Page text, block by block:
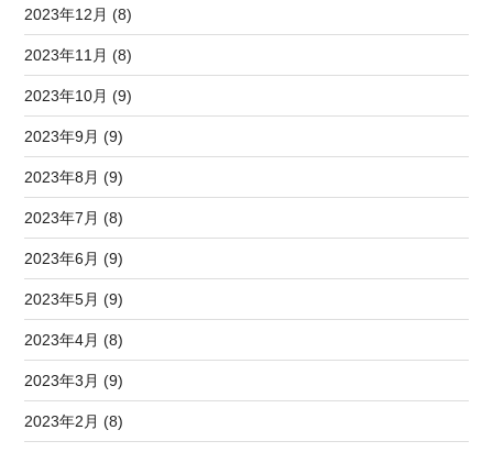
2023年12月 (8)
2023年11月 (8)
2023年10月 (9)
2023年9月 (9)
2023年8月 (9)
2023年7月 (8)
2023年6月 (9)
2023年5月 (9)
2023年4月 (8)
2023年3月 (9)
2023年2月 (8)